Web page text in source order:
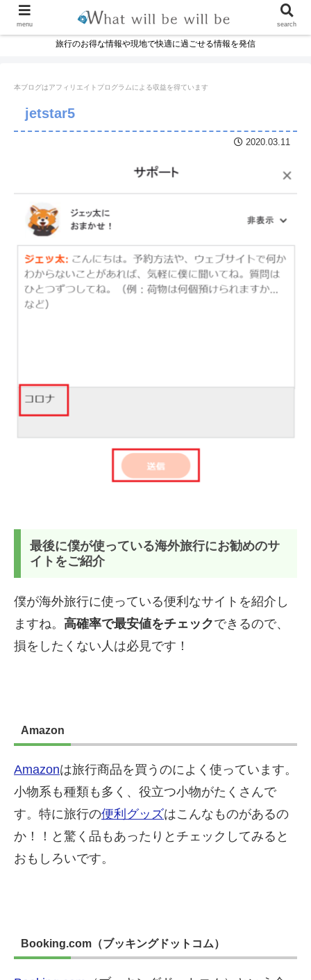
旅行のお得な情報や現地で快適に過ごせる情報を発信
本ブログはアフィリエイトプログラムによる収益を得ています
jetstar5
2020.03.11
最後に僕が使っている海外旅行にお勧めのサ
イトをご紹介
僕が海外旅行に使っている便利なサイトを紹介し
ますね。 高確率で最安値をチェックできるので、
損をしたくない人は必見です！
Amazon
Amazonは旅行商品を買うのによく使っています。
小物系も種類も多く、役立つ小物がたくさんで
す。特に旅行の便利グッズはこんなものがあるの
か！！と驚く品もあったりとチェックしてみると
おもしろいです。
Booking.com（ブッキングドットコム）
menu search